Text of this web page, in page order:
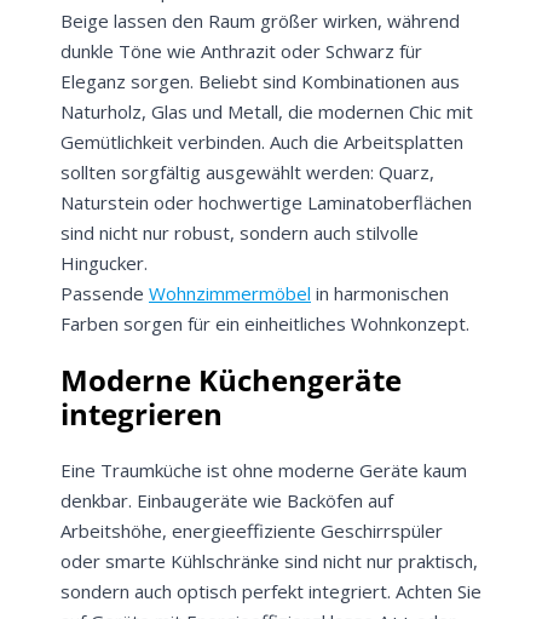
Beige lassen den Raum größer wirken, während
dunkle Töne wie Anthrazit oder Schwarz für
Eleganz sorgen. Beliebt sind Kombinationen aus
Naturholz, Glas und Metall, die modernen Chic mit
Gemütlichkeit verbinden. Auch die Arbeitsplatten
sollten sorgfältig ausgewählt werden: Quarz,
Naturstein oder hochwertige Laminatoberflächen
sind nicht nur robust, sondern auch stilvolle
Hingucker.
Passende Wohnzimmermöbel in harmonischen
Farben sorgen für ein einheitliches Wohnkonzept.
Moderne Küchengeräte
integrieren
Eine Traumküche ist ohne moderne Geräte kaum
denkbar. Einbaugeräte wie Backöfen auf
Arbeitshöhe, energieeffiziente Geschirrspüler
oder smarte Kühlschränke sind nicht nur praktisch,
sondern auch optisch perfekt integriert. Achten Sie